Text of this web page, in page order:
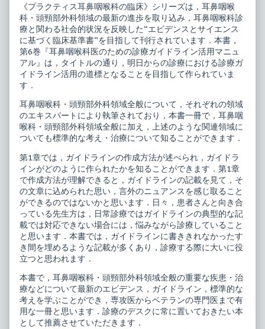
科
た
め
の
診
療
ガ
ラ
ン
活
用
ニ
ュ
ア
ル
published
on
臨
床
6
耳
鼻
咽
喉
科
医
め
の
診
療
ガ
ド
ラ
イ
ン
活
用
マ
ニ
ュ
ア
ル,
《プラクティス耳鼻咽喉科の臨床》シリーズは，耳鼻咽喉
科・頭頸部外科領域の最新の進歩を取り込み，耳鼻咽喉科診
療と関わる社会的状況を反映した“エビデンスとサイエンス
に基づく臨床基準書”を目指して刊行されています．本書，
第6巻『耳鼻咽喉科医のための診療ガイドライン活用マニュ
アル』は，タイトルの通り，明日からの診療における診療ガ
イドライン活用の道標となることを目指して作られていま
す．
耳鼻咽喉科・頭頸部外科領域全般について，それぞれの領域
のエキスパートにより執筆されており，本書一冊で，耳鼻咽
喉科・頭頸部外科領域全般に加え，上述のような関連領域に
ついても標準的な考え・治療について知ることができます．
第1章では，ガイドラインの作成方法が述べられ，ガイドラ
インがどのように作られたかを知ることができます．第1章
で作成方法が理解できると，ガイドラインの記載を見て，そ
の文章に込められた思い，言外のニュアンスを感じ取ること
ができるのではないかと思います．日々，患者さんと向き合
っている先生方は，日常診療ではガイドラインの典型的な記
載では対応できない場合には，悩みながら診療していること
と思います．本書では，ガイドラインに書ききれなかったす
き間を埋めるような記載が多くあり，診療する際に大いに役
立つと思われます．
本書で，耳鼻咽喉科・頭頸部外科領域全般の重要な疾患・治
療などについて最新のエビデンス，ガイドライン，標準的な
考えを学ぶことができ，専攻医からベテランの専門医まで有
用な一冊と思います．診療のデスクに常に置いておきたい本
として推薦させていただきます．